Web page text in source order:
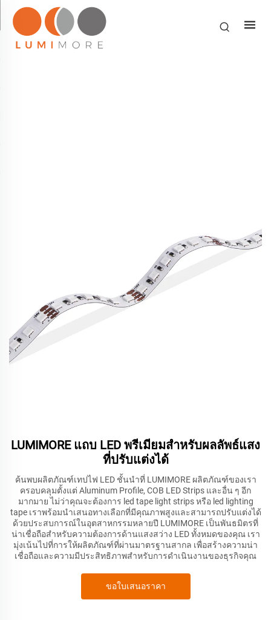
LUMIMORE แถบ LED พรีเมียมสำหรับผลลัพธ์แสง
ที่ปรับแต่งได้
ค้นพบผลิตภัณฑ์เทปไฟ LED ชั้นนำที่ LUMIMORE ผลิตภัณฑ์ของเรา
ครอบคลุมตั้งแต่ Aluminum Profile, COB LED Strips และอื่น ๆ อีก
มากมาย ไม่ว่าคุณจะต้องการ led tape light strips หรือ led lighting
tape เราพร้อมนำเสนอทางเลือกที่มีคุณภาพสูงและสามารถปรับแต่งได้
ด้วยประสบการณ์ในอุตสาหกรรมหลายปี LUMIMORE เป็นพันธมิตรที่
น่าเชื่อถือสำหรับความต้องการด้านแสงสว่าง LED ทั้งหมดของคุณ เรา
มุ่งเน้นไปที่การให้ผลิตภัณฑ์ที่ผ่านมาตรฐานสากล เพื่อสร้างความน่า
เชื่อถือและความมีประสิทธิภาพสำหรับการดำเนินงานของธุรกิจคุณ
ขอใบเสนอราคา